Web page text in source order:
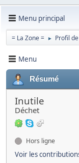
Menu principal
= La Zone = ► Profil
Menu
Résumé
Inutile
Déchet
Hors ligne
Voir les